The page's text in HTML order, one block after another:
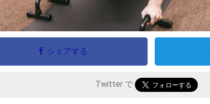
シェアする
Twitter で